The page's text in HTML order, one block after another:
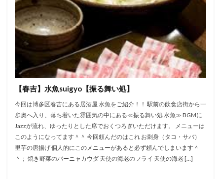
【春吉】水魚suigyo【振る舞い処】
今回は博多区春吉にある居酒屋 水魚をご紹介！！ 駅前の飲食店街から一
歩奥へ入り、落ち着いた雰囲気の中にある≪振る舞い処 水魚≫ BGMに
Jazzが流れ、ゆったりとした席でおくつろぎいただけます。 メニューは
このようになってます＾＾ 今回頼んだのはこれ お刺身（タコ・サバ）
里芋の唐揚げ 個人的にこのメニューがあると必ず頼んでしまいます＾
＾； 焼き野菜のバーニャカウダ 天使の海老のフライ 天使の海老 […]